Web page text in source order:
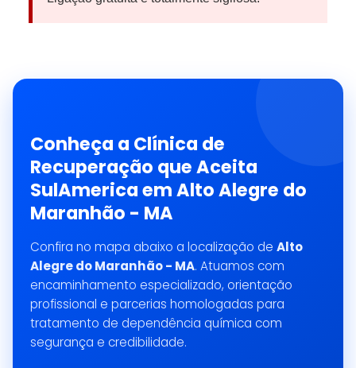
Conheça a Clínica de
Recuperação que Aceita
SulAmerica em Alto Alegre do
Maranhão - MA
Confira no mapa abaixo a localização de Alto
Alegre do Maranhão - MA. Atuamos com
encaminhamento especializado, orientação
profissional e parcerias homologadas para
tratamento de dependência química com
segurança e credibilidade.